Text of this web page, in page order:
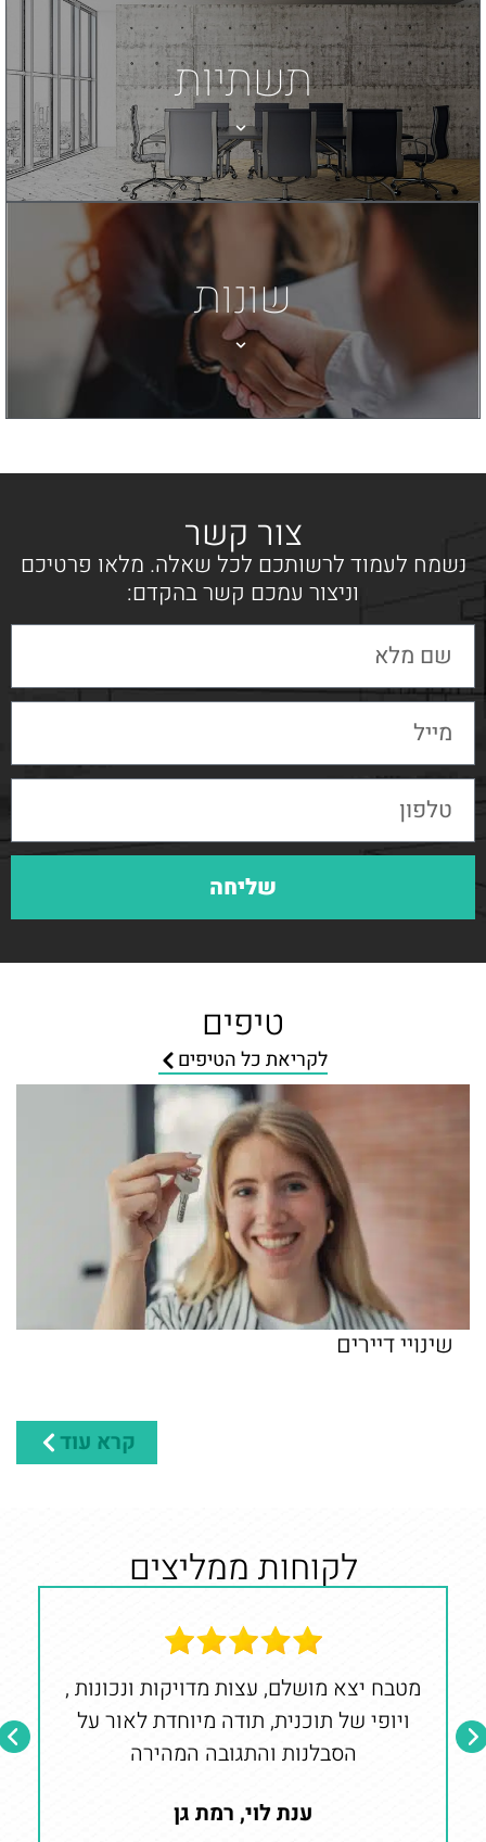
תשתיות
שונות
צור קשר
נשמח לעמוד לרשותכם לכל שאלה. מלאו פרטיכם
וניצור עמכם קשר בהקדם:
שליחה
טיפים
לקריאת כל הטיפים
קרא עוד
שינויי דיירים
לקוחות ממליצים
מטבח יצא מושלם, עצות מדויקות ונכונות ,
ויופי של תוכנית, תודה מיוחדת לאור על
הסבלנות והתגובה המהירה
ענת לוי, רמת גן